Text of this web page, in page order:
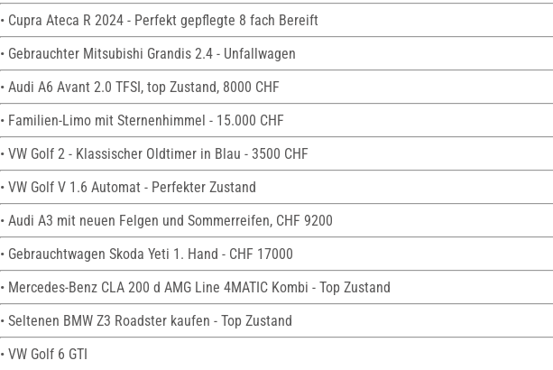
• Cupra Ateca R 2024 - Perfekt gepflegte 8 fach Bereift
• Gebrauchter Mitsubishi Grandis 2.4 - Unfallwagen
• Audi A6 Avant 2.0 TFSI, top Zustand, 8000 CHF
• Familien-Limo mit Sternenhimmel - 15.000 CHF
• VW Golf 2 - Klassischer Oldtimer in Blau - 3500 CHF
• VW Golf V 1.6 Automat - Perfekter Zustand
• Audi A3 mit neuen Felgen und Sommerreifen, CHF 9200
• Gebrauchtwagen Skoda Yeti 1. Hand - CHF 17000
• Mercedes-Benz CLA 200 d AMG Line 4MATIC Kombi - Top Zustand
• Seltenen BMW Z3 Roadster kaufen - Top Zustand
• VW Golf 6 GTI